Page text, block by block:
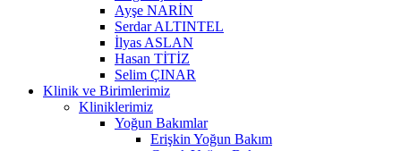
Ayşe NARİN
Serdar ALTINTEL
İlyas ASLAN
Hasan TİTİZ
Selim ÇINAR
Klinik ve Birimlerimiz
Kliniklerimiz
Yoğun Bakımlar
Erişkin Yoğun Bakım